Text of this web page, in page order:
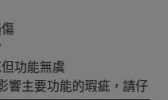
功能無虞
響主要功能的瑕疵，請仔